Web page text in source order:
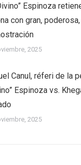
Espinoza
con gran,
2025
Canul, réferi de la
Espinoza vs.
2025